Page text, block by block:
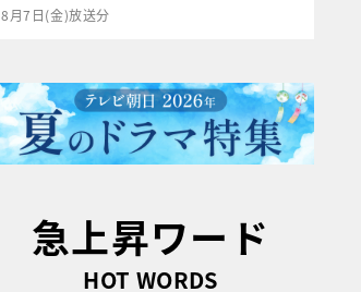
8月7日(金)放送分
急上昇ワード
HOT WORDS